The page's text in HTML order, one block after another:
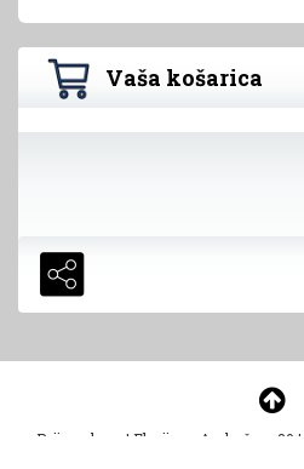
Vaša košarica
Prijem d.o.o. | Florijana Andrašeca 30 |